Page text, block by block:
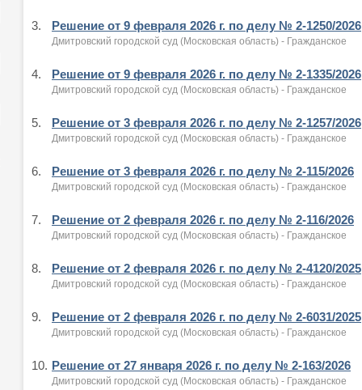
3. Решение от 9 февраля 2026 г. по делу № 2-1250/2026
Дмитровский городской суд (Московская область) - Гражданское
4. Решение от 9 февраля 2026 г. по делу № 2-1335/2026
Дмитровский городской суд (Московская область) - Гражданское
5. Решение от 3 февраля 2026 г. по делу № 2-1257/2026
Дмитровский городской суд (Московская область) - Гражданское
6. Решение от 3 февраля 2026 г. по делу № 2-115/2026
Дмитровский городской суд (Московская область) - Гражданское
7. Решение от 2 февраля 2026 г. по делу № 2-116/2026
Дмитровский городской суд (Московская область) - Гражданское
8. Решение от 2 февраля 2026 г. по делу № 2-4120/2025
Дмитровский городской суд (Московская область) - Гражданское
9. Решение от 2 февраля 2026 г. по делу № 2-6031/2025
Дмитровский городской суд (Московская область) - Гражданское
10. Решение от 27 января 2026 г. по делу № 2-163/2026
Дмитровский городской суд (Московская область) - Гражданское